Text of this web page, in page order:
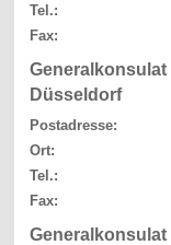
Tel.:
Fax:
Düsseldorf
Postadresse:
Ort:
Tel.:
Fax: